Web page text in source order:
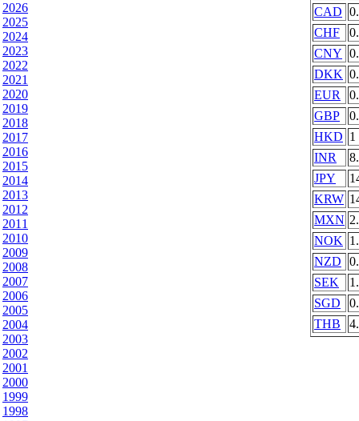
2026
2025
2024
2023
2022
2021
2020
2019
2018
2017
2016
2015
2014
2013
2012
2011
2010
2009
2008
2007
2006
2005
2004
2003
2002
2001
2000
1999
1998
CAD
CHF
CNY
DKK
EUR
GBP
HKD 1
INR
JPY
KRW
MXN
NOK
NZD
SEK
SGD
THB